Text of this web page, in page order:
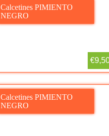
Calcetines PIMIENTO
NEGRO
Calcetines PIMIENTO
NEGRO